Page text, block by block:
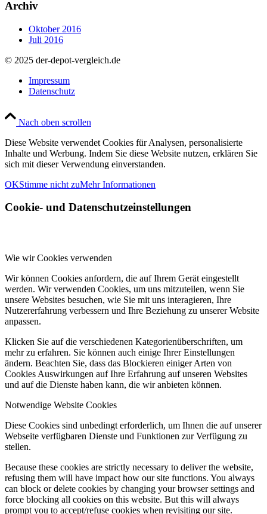
Archiv
Oktober 2016
Juli 2016
© 2025 der-depot-vergleich.de
Impressum
Datenschutz
Nach oben scrollen
Diese Website verwendet Cookies für Analysen, personalisierte
Inhalte und Werbung. Indem Sie diese Website nutzen, erklären Sie
sich mit dieser Verwendung einverstanden.
OKStimme nicht zuMehr Informationen
Cookie- und Datenschutzeinstellungen
Wie wir Cookies verwenden
Wir können Cookies anfordern, die auf Ihrem Gerät eingestellt
werden. Wir verwenden Cookies, um uns mitzuteilen, wenn Sie
unsere Websites besuchen, wie Sie mit uns interagieren, Ihre
Nutzererfahrung verbessern und Ihre Beziehung zu unserer Website
anpassen.
Klicken Sie auf die verschiedenen Kategorienüberschriften, um
mehr zu erfahren. Sie können auch einige Ihrer Einstellungen
ändern. Beachten Sie, dass das Blockieren einiger Arten von
Cookies Auswirkungen auf Ihre Erfahrung auf unseren Websites
und auf die Dienste haben kann, die wir anbieten können.
Notwendige Website Cookies
Diese Cookies sind unbedingt erforderlich, um Ihnen die auf unserer
Webseite verfügbaren Dienste und Funktionen zur Verfügung zu
stellen.
Because these cookies are strictly necessary to deliver the website,
refusing them will have impact how our site functions. You always
can block or delete cookies by changing your browser settings and
force blocking all cookies on this website. But this will always
prompt you to accept/refuse cookies when revisiting our site.